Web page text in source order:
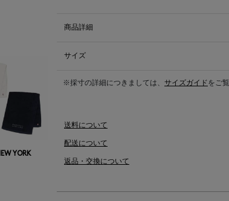
YORK
商品詳細
サイズ
※採寸の詳細につきましては、 サイズガイドをご
送料について
配送について
返品・交換について